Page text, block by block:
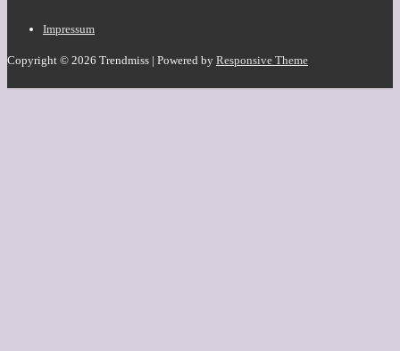
Impressum
Copyright © 2026 Trendmiss | Powered by Responsive Theme